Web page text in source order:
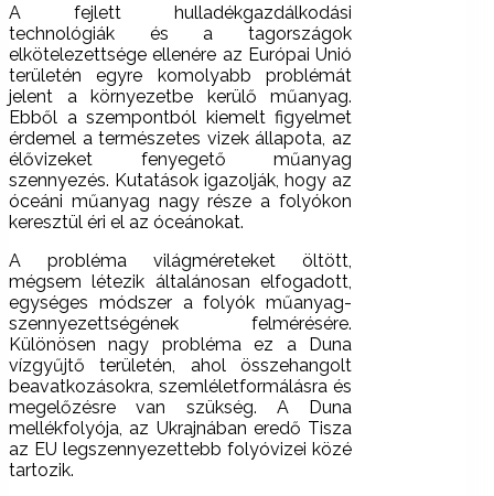
A fejlett hulladékgazdálkodási
technológiák és a tagországok
elkötelezettsége ellenére az Európai Unió
területén egyre komolyabb problémát
jelent a környezetbe kerülő műanyag.
Ebből a szempontból kiemelt figyelmet
érdemel a természetes vizek állapota, az
élővizeket fenyegető műanyag
szennyezés. Kutatások igazolják, hogy az
óceáni műanyag nagy része a folyókon
keresztül éri el az óceánokat.
A probléma világméreteket öltött,
mégsem létezik általánosan elfogadott,
egységes módszer a folyók műanyag-
szennyezettségének felmérésére.
Különösen nagy probléma ez a Duna
vízgyűjtő területén, ahol összehangolt
beavatkozásokra, szemléletformálásra és
megelőzésre van szükség. A Duna
mellékfolyója, az Ukrajnában eredő Tisza
az EU legszennyezettebb folyóvizei közé
tartozik.